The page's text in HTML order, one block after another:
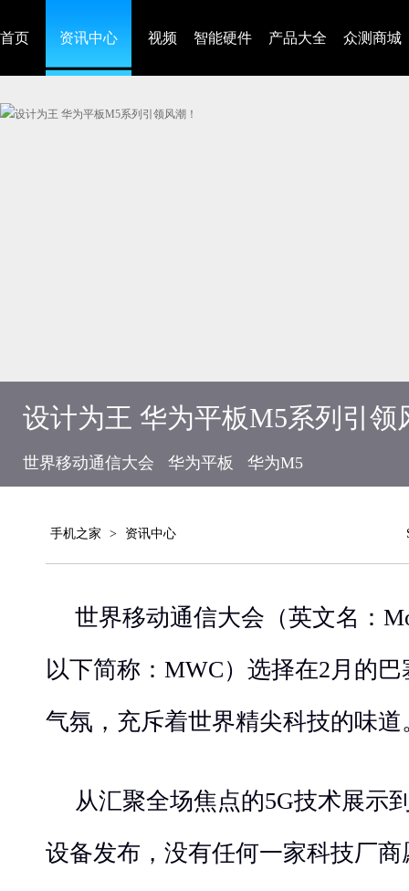
首页 资讯中心 视频 智能硬件 产品大全 众测商城
设计为王 华为平板M5系列引领
世界移动通信大会 华为平板 华为M5
手机之家 > 资讯中心
世界移动通信大会（英文名：
以下简称：MWC）选择在2月的
气氛，充斥着世界精尖科技的味道
从汇聚全场焦点的5G技术展示
设备发布，没有任何一家科技厂